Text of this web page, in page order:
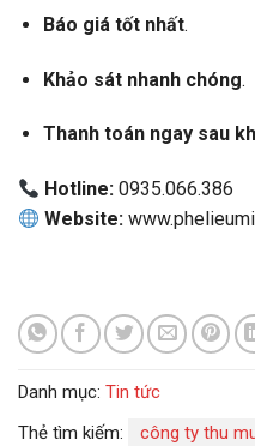
Báo giá tốt nhất.
Khảo sát nhanh chóng.
Thanh toán ngay sau
Hotline: 0935.066.386
Website:
Danh mục: Tin tức
Thẻ tìm kiếm:
công ty thu